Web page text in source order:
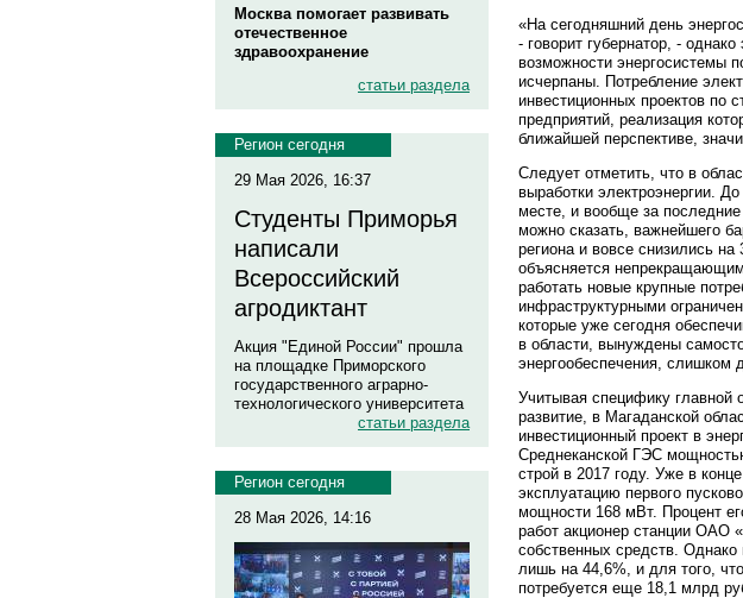
Москва помогает развивать
отечественное
здравоохранение
статьи раздела
Регион сегодня
29 Мая 2026, 16:37
Студенты Приморья
написали
Всероссийский
агродиктант
Акция "Единой России" прошла
на площадке Приморского
государственного аграрно-
технологического университета
статьи раздела
Регион сегодня
28 Мая 2026, 14:16
«На сегодняшний день
- говорит губернатор, -
возможности энергосистемы
исчерпаны. Потребление
инвестиционных проектов по
предприятий, реализация
ближайшей перспективе,
Следует отметить, что в
выработки электроэнергии.
месте, и вообще за последние
можно сказать, важнейшего
региона и вовсе снизились на
объясняется
работать новые крупные
инфраструктурными
которые уже сегодня
в области, вынуждены
энергообеспечения, слишком
Учитывая специфику главной
развитие, в Магаданской
инвестиционный проект в
Среднеканской ГЭС
строй в 2017 году. Уже в
эксплуатацию первого
мощности 168 мВт. Процент
работ акционер станции ОАО
собственных средств.
лишь на 44,6%, и для того,
потребуется еще 18,1 млрд